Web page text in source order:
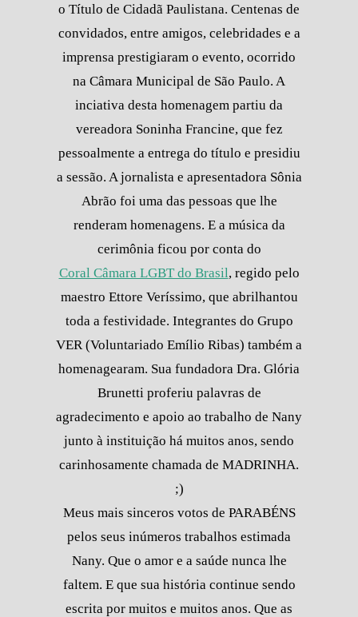
o Título de Cidadã Paulistana. Centenas de
convidados, entre amigos, celebridades e a
imprensa prestigiaram o evento, ocorrido
na Câmara Municipal de São Paulo. A
inciativa desta homenagem partiu da
vereadora Soninha Francine, que fez
pessoalmente a entrega do título e presidiu
a sessão. A jornalista e apresentadora Sônia
Abrão foi uma das pessoas que lhe
renderam homenagens. E a música da
cerimônia ficou por conta do
Coral Câmara LGBT do Brasil, regido pelo
maestro Ettore Veríssimo, que abrilhantou
toda a festividade. Integrantes do Grupo
VER (Voluntariado Emílio Ribas) também a
homenagearam. Sua fundadora Dra. Glória
Brunetti proferiu palavras de
agradecimento e apoio ao trabalho de Nany
junto à instituição há muitos anos, sendo
carinhosamente chamada de MADRINHA.
;)
Meus mais sinceros votos de PARABÉNS
pelos seus inúmeros trabalhos estimada
Nany. Que o amor e a saúde nunca lhe
faltem. E que sua história continue sendo
escrita por muitos e muitos anos. Que as